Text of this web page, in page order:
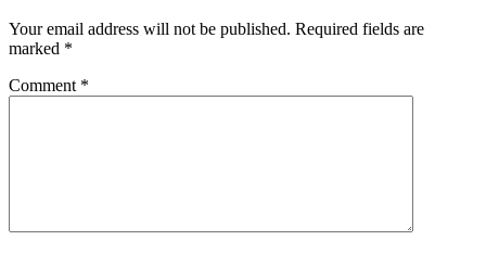
Your email address will not be published. Required fields are
marked *
Comment *